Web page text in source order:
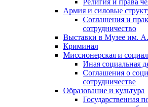
Религия и права
Армия и силовые
Соглашения и
сотрудничество
Выставки в Музее им.
Криминал
Миссионерская и
Иная социальная
Соглашения о
сотрудничестве
Образование и культура
Государственная